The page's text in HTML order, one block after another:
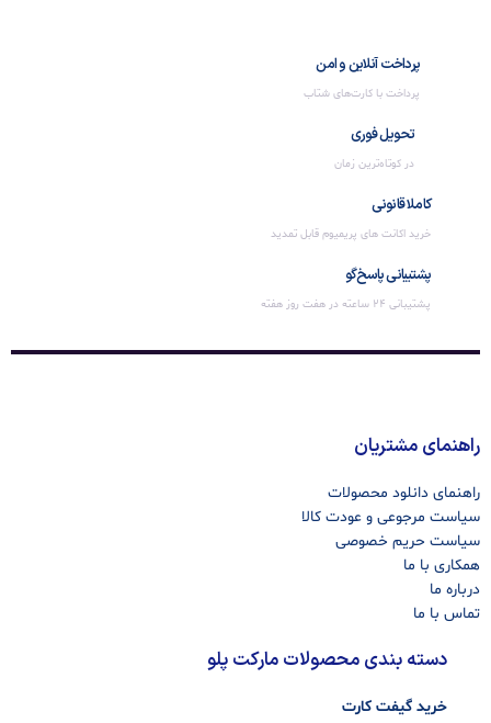
پرداخت آنلاین و امن
پرداخت با کارت‌های شتاب
تحویل فوری
در کوتاه‌ترین زمان
کاملا قانونی
خرید اکانت های پریمیوم قابل تمدید
پشتیبانی پاسخ‌گو
پشتیبانی 24 ساعته در هفت روز هفته
راهنمای مشتریان
راهنمای دانلود محصولات
سیاست مرجوعی و عودت کالا
سیاست حریم خصوصی
همکاری با ما
درباره ما
تماس با ما
دسته بندی محصولات مارکت پلو
خرید گیفت کارت